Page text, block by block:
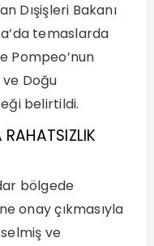
Dışişleri Bakanı
temaslarda
Pompeo’nun
Doğu
belirtildi.
bölgede
onay çıkmasıyla
ve